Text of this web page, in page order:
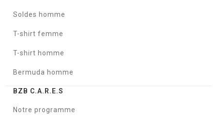
Soldes homme
T-shirt femme
T-shirt homme
Bermuda homme
BZB C.A.R.E.S
Notre programme